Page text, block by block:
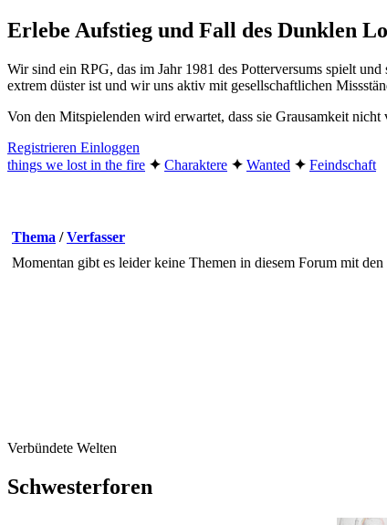
Erlebe Aufstieg und Fall des Dunklen
Wir sind ein RPG, das im Jahr 1981 des Potterversums spielt
extrem düster ist und wir uns aktiv mit gesellschaftlichen
Von den Mitspielenden wird erwartet, dass sie Grausamkeit
Registrieren Einloggen
things we lost in the fire ✦︎ Charaktere ✦︎ Wanted ✦︎ Feindschaft
Thema /Verfasser
Momentan gibt es leider keine Themen in diesem Forum mit
Verbündete Welten
Schwesterforen